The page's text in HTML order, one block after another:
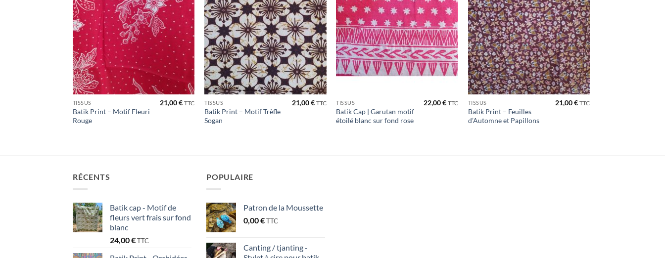
TISSUS
Batik Print – Motif Fleuri
Rouge
21,00€ TTC TISSUS
Batik Print – Motif Trèfle
Sogan
21,00€ TTC TISSUS
Batik Cap | Garutan motif
étoilé blanc sur fond rose
22,00€ TTC TISSUS
Batik Print – Feuilles
d’Automne et Papillons
21,00€ TTC
RÉCENTS
Batik cap - Motif de
fleurs vert frais sur fond
blanc
24,00€TTC
POPULAIRE
Patron de la Moussette
0,00€TTC
Canting / tjanting -